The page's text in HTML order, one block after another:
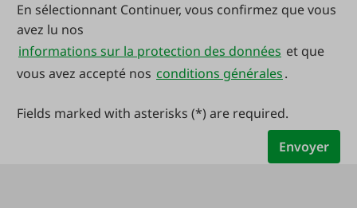
En sélectionnant Continuer, vous confirmez que vous
avez lu nos
informations sur la protection des données et que
vous avez accepté nos conditions générales.
Fields marked with asterisks (*) are required.
Envoyer